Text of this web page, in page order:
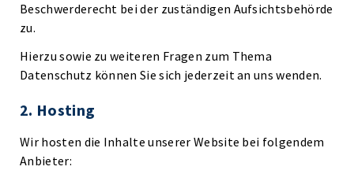
Beschwerderecht bei der zuständigen Aufsichtsbehörde
zu.
Hierzu sowie zu weiteren Fragen zum Thema
Datenschutz können Sie sich jederzeit an uns wenden.
2. Hosting
Wir hosten die Inhalte unserer Website bei folgendem
Anbieter: